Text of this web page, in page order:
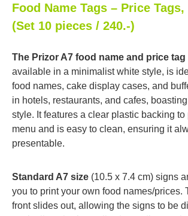
Food Name Tags – Price
(Set 10 pieces / 240.-)
The Prizor A7 food name and price tag
available in a minimalist white style, is
food names, cake display cases, and
in hotels, restaurants, and cafes,
style. It features a clear plastic backing to
menu and is easy to clean, ensuring it
presentable.
Standard A7 size (10.5 x 7.4 cm) signs
you to print your own food names/prices.
front slides out, allowing the signs to be